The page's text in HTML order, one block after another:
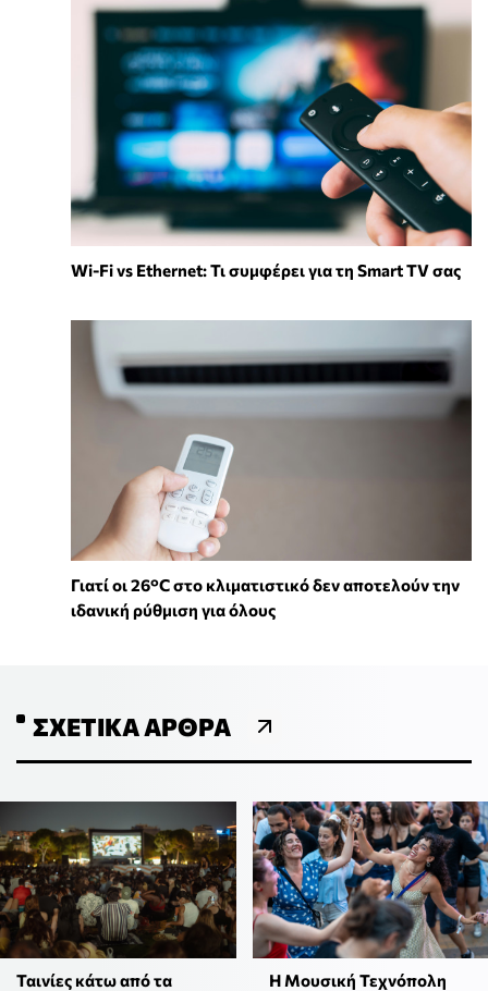
Wi-Fi vs Ethernet: Τι συμφέρει για τη Smart TV σας
Γιατί οι 26°C στο κλιματιστικό δεν αποτελούν την
ιδανική ρύθμιση για όλους
ΣΧΕΤΙΚΆ ΆΡΘΡΑ
Ταινίες κάτω από τα Η Μουσική Τεχνόπολη